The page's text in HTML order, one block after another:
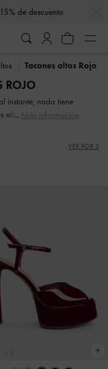
de descuento
de descuento
Tacones altos Rojo
ROJO
instante, nada tiene
altos. Vertiginosos y
todas las miradas.
ideal de destacar
Más información
VER POR 3